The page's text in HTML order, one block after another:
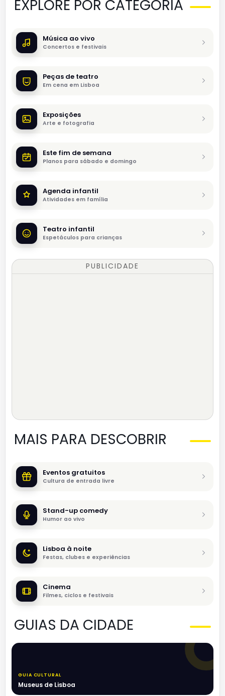
EXPLORE POR CATEGORIA
Música ao vivo
Concertos e festivais
Peças de teatro
Em cena em Lisboa
Exposições
Arte e fotografia
Este fim de semana
Planos para sábado e domingo
Agenda infantil
Atividades em família
Teatro infantil
Espetáculos para crianças
PUBLICIDADE
MAIS PARA DESCOBRIR
Eventos gratuitos
Cultura de entrada livre
Stand-up comedy
Humor ao vivo
Lisboa à noite
Festas, clubes e experiências
Cinema
Filmes, ciclos e festivais
GUIAS DA CIDADE
GUIA CULTURAL
Museus de Lisboa